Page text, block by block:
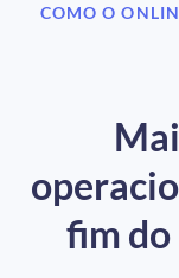
COMO O
fim